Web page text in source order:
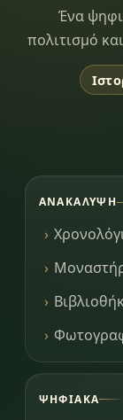
Ένα
πολιτισμό
ΑΝΑΚΆΛΥΨΗ
ΨΗΦΙΑΚΆ